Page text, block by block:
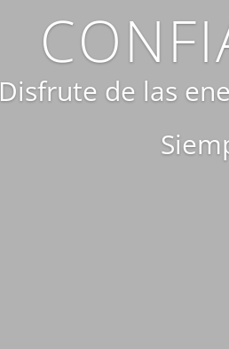
Disfrute de las